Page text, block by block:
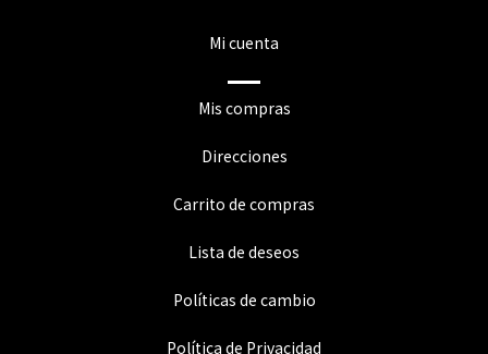
Mi cuenta
Mis compras
Direcciones
Carrito de compras
Lista de deseos
Políticas de cambio
Política de Privacidad